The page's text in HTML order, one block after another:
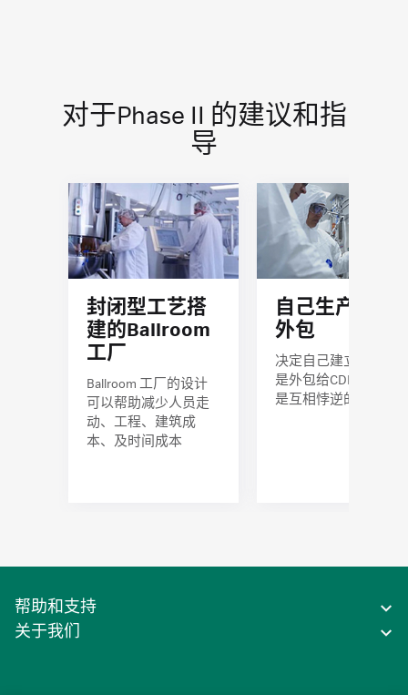
对于Phase II 的建议和指
导
封闭型工艺搭
建的Ballroom
工厂
Ballroom 工厂的设计
可以帮助减少人员走
动、工程、建筑成
本、及时间成本
自己生产或是
外包
决定自己建立厂房或
是外包给CDMO 并不
是互相悖逆的
帮助和支持
关于我们